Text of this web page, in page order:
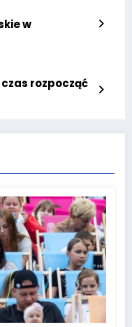
w
rozpocząć